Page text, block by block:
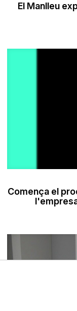
El Manlleu
Comença el